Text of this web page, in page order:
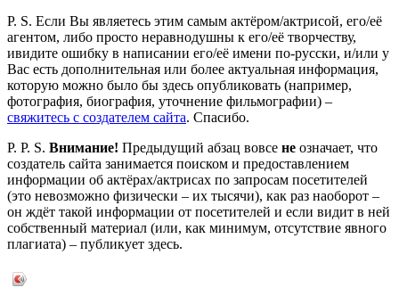
P. S. Если Вы являетесь этим самым актёром/актрисой, его/её
агентом, либо просто неравнодушны к его/её творчеству,
ивидите ошибку в написании его/её имени по-русски, и/или у
Вас есть дополнительная или более актуальная информация,
которую можно было бы здесь опубликовать (например,
фотография, биография, уточнение фильмографии) –
свяжитесь с создателем сайта. Спасибо.
P. P. S. Внимание! Предыдущий абзац вовсе не означает, что
создатель сайта занимается поиском и предоставлением
информации об актёрах/актрисах по запросам посетителей
(это невозможно физически – их тысячи), как раз наоборот –
он ждёт такой информации от посетителей и если видит в ней
собственный материал (или, как минимум, отсутствие явного
плагиата) – публикует здесь.